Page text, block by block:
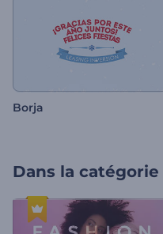
Borja
Dans la catégorie